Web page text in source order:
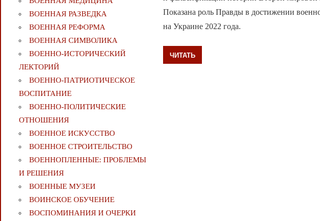
Показана роль Правды в достижении
на Украине 2022 года.
ЧИТАТЬ
ВОЕННАЯ РАЗВЕДКА
ВОЕННАЯ РЕФОРМА
ВОЕННАЯ СИМВОЛИКА
ВОЕННО-ИСТОРИЧЕСКИЙ
ЛЕКТОРИЙ
ВОЕННО-ПАТРИОТИЧЕСКОЕ
ВОСПИТАНИЕ
ВОЕННО-ПОЛИТИЧЕСКИE
ОТНОШЕНИЯ
ВОЕННОЕ ИСКУССТВО
ВОЕННОЕ СТРОИТЕЛЬСТВО
ВОЕННОПЛЕННЫЕ: ПРОБЛЕМЫ
И РЕШЕНИЯ
ВОЕННЫЕ МУЗЕИ
ВОИНСКОЕ ОБУЧЕНИЕ
ВОСПОМИНАНИЯ И ОЧЕРКИ